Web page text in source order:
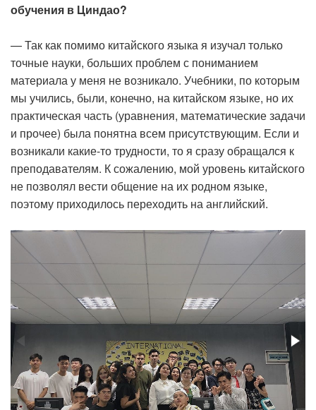
обучения в Циндао?
— Так как помимо китайского языка я изучал только
точные науки, больших проблем с пониманием
материала у меня не возникало. Учебники, по которым
мы учились, были, конечно, на китайском языке, но их
практическая часть (уравнения, математические задачи
и прочее) была понятна всем присутствующим. Если и
возникали какие-то трудности, то я сразу обращался к
преподавателям. К сожалению, мой уровень китайского
не позволял вести общение на их родном языке,
поэтому приходилось переходить на английский.